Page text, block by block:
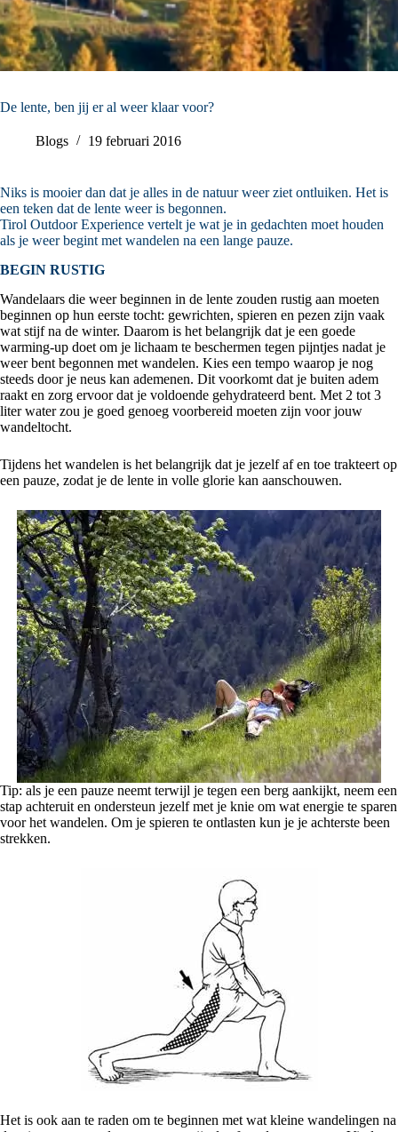
De lente, ben jij er al weer klaar voor?
Blogs 19 februari 2016
Niks is mooier dan dat je alles in de natuur weer ziet ontluiken. Het is
een teken dat de lente weer is begonnen.
Tirol Outdoor Experience vertelt je wat je in gedachten moet houden
als je weer begint met wandelen na een lange pauze.
BEGIN RUSTIG
Wandelaars die weer beginnen in de lente zouden rustig aan moeten
beginnen op hun eerste tocht: gewrichten, spieren en pezen zijn vaak
wat stijf na de winter. Daarom is het belangrijk dat je een goede
warming-up doet om je lichaam te beschermen tegen pijntjes nadat je
weer bent begonnen met wandelen. Kies een tempo waarop je nog
steeds door je neus kan ademenen. Dit voorkomt dat je buiten adem
raakt en zorg ervoor dat je voldoende gehydrateerd bent. Met 2 tot 3
liter water zou je goed genoeg voorbereid moeten zijn voor jouw
wandeltocht.
Tijdens het wandelen is het belangrijk dat je jezelf af en toe trakteert op
een pauze, zodat je de lente in volle glorie kan aanschouwen.
Tip: als je een pauze neemt terwijl je tegen een berg aankijkt, neem een
stap achteruit en ondersteun jezelf met je knie om wat energie te sparen
voor het wandelen. Om je spieren te ontlasten kun je je achterste been
strekken.
Het is ook aan te raden om te beginnen met wat kleine wandelingen na